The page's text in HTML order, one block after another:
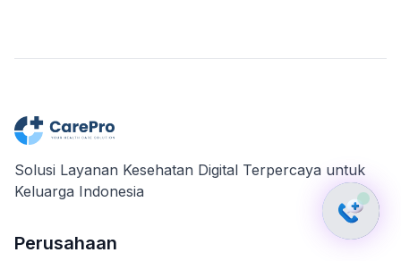
Solusi Layanan Kesehatan Digital Terpercaya untuk
Keluarga Indonesia
Perusahaan